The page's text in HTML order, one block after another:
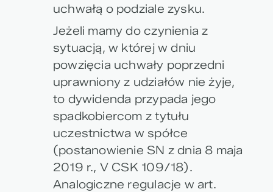
uchwałą o podziale zysku.
Jeżeli mamy do czynienia z
sytuacją, w której w dniu
powzięcia uchwały poprzedni
uprawniony z udziałów nie żyje,
to dywidenda przypada jego
spadkobiercom z tytułu
uczestnictwa w spółce
(postanowienie SN z dnia 8 maja
2019 r., V CSK 109/18).
Analogiczne regulacje w art.